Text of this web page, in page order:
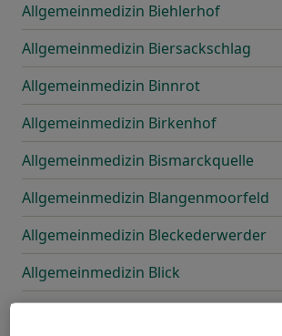
Allgemeinmedizin Biehlerhof
Allgemeinmedizin Biersackschlag
Allgemeinmedizin Binnrot
Allgemeinmedizin Birkenhof
Allgemeinmedizin Bismarckquelle
Allgemeinmedizin Blangenmoorfeld
Allgemeinmedizin Bleckederwerder
Allgemeinmedizin Blick
Allgemeinmedizin Bochum